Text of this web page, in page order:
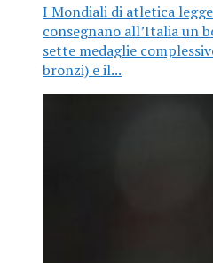
I Mondiali di atletica
consegnano all’Italia un
sette medaglie
bronzi) e il...